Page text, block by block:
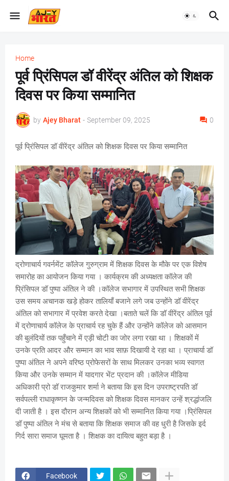
Home
पूर्व प्रिंसिपल डॉ वीरेंद्र अंतिल को शिक्षक
दिवस पर किया सम्मानित
by Ajey Bharat - September 09, 2025 0
पूर्व प्रिंसिपल डॉ वीरेंद्र अंतिल को शिक्षक दिवस पर किया सम्मानित
द्रोणाचार्य गवर्नमेंट कॉलेज गुरुग्राम में शिक्षक दिवस के मौके पर एक विशेष
समारोह का आयोजन किया गया । कार्यक्रम की अध्यक्षता कॉलेज की
प्रिंसिपल डॉ पुष्पा अंतिल ने की ।कॉलेज सभागार में उपस्थित सभी शिक्षक
उस समय अचानक खड़े होकर तालियाँ बजाने लगे जब उन्होंने डॉ वीरेंद्र
अंतिल को सभागार में प्रवेश करते देखा ।बताते चलें कि डॉ वीरेंद्र अंतिल पूर्व
में द्रोणाचार्य कॉलेज के प्राचार्य रह चुके हैं और उन्होंने कॉलेज को आसमान
की बुलंदियों तक पहुँचाने में एड़ी चोटी का जोर लगा रखा था । शिक्षकों में
उनके प्रति आदर और सम्मान का भाव साफ़ दिखायी दे रहा था । प्राचार्या डॉ
पुष्पा अंतिल ने अपने वरिष्ठ प्रोफेसरों के साथ मिलकर उनका भव्य स्वागत
किया और उनके सम्मान में यादगार भेंट प्रदान की ।कॉलेज मीडिया
अधिकारी प्रो डॉ राजकुमार शर्मा ने बताया कि इस दिन उपराष्ट्रपति डॉ
सर्वपल्ली राधाकृष्णन के जन्मदिवस को शिक्षक दिवस मानकर उन्हें श्रद्धांजलि
दी जाती है । इस दौरान अन्य शिक्षकों को भी सम्मानित किया गया ।प्रिंसिपल
डॉ पुष्पा अंतिल ने मंच से बताया कि शिक्षक समाज की वह धुरी है जिसके इर्द
गिर्द सारा समाज घूमता है । शिक्षक का दायित्व बहुत बड़ा है ।
Facebook